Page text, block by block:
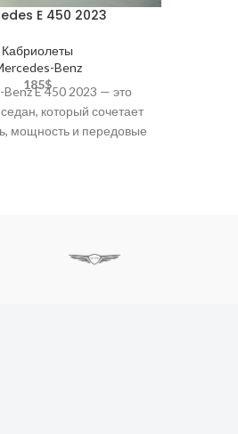
E 450 2023
Кабриолеты
Benz
185$
E 450 2023 — это
который сочетает
мощность и передовые